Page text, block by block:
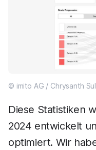
© imito AG / Chrysanth
Diese Statistiken
2024 entwickelt
optimiert. Wir